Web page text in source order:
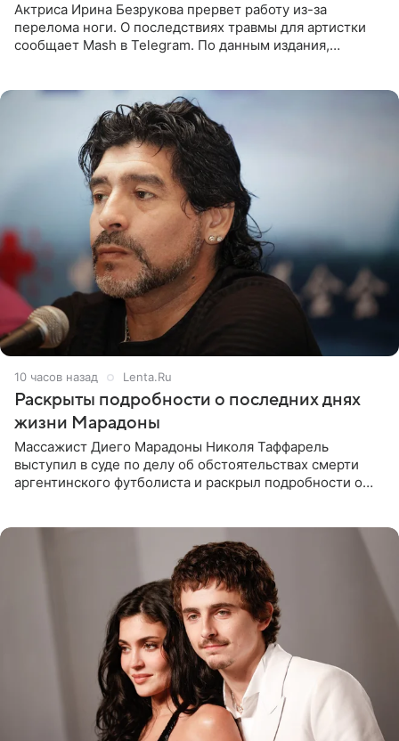
Актриса Ирина Безрукова прервет работу из-за
перелома ноги. О последствиях травмы для артистки
сообщает Mash в Telegram. По данным издания,
10 часов назад Lenta.Ru
Раскрыты подробности о последних днях
жизни Марадоны
Массажист Диего Марадоны Николя Таффарель
выступил в суде по делу об обстоятельствах смерти
аргентинского футболиста и раскрыл подробности о